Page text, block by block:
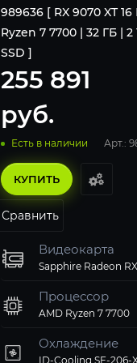
989636 [ RX 9070 XT 16
Ryzen 7 7700 | 32 ГБ | 2
SSD ]
255 891
руб.
Есть в наличии Арт.:
КУПИТЬ
Сравнить
Видеокарта
Процессор
AMD Ryzen 7 7700
Охлаждение